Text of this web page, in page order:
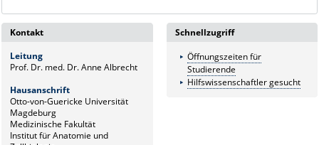
Kontakt
Leitung
Prof. Dr. med. Dr. Anne Albrecht
Hausanschrift
Otto-von-Guericke Universität
Magdeburg
Medizinische Fakultät
Institut für Anatomie und
Schnellzugriff
Öffnungszeiten für
Studierende
Hilfswissenschaftler gesucht